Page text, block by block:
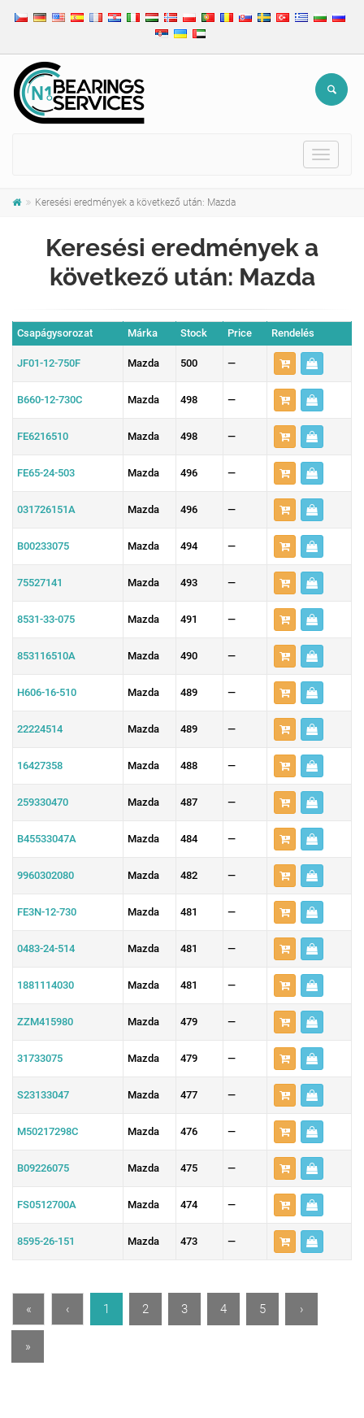
Toggle
Keresési eredmények a következő után: Mazda
Keresési eredmények a
következő után: Mazda
Csapágysorozat Márka Stock Price Rendelés
JF01-12-750F Mazda 500 —
B660-12-730C Mazda 498 —
FE6216510 Mazda 498 —
FE65-24-503 Mazda 496 —
031726151A Mazda 496 —
B00233075 Mazda 494 —
75527141 Mazda 493 —
8531-33-075 Mazda 491 —
853116510A Mazda 490 —
H606-16-510 Mazda 489 —
22224514 Mazda 489 —
16427358 Mazda 488 —
259330470 Mazda 487 —
B45533047A Mazda 484 —
9960302080 Mazda 482 —
FE3N-12-730 Mazda 481 —
0483-24-514 Mazda 481 —
1881114030 Mazda 481 —
ZZM415980 Mazda 479 —
31733075 Mazda 479 —
S23133047 Mazda 477 —
M50217298C Mazda 476 —
B09226075 Mazda 475 —
FS0512700A Mazda 474 —
8595-26-151 Mazda 473 —
« ‹ 1 2 3 4 5 ›
»